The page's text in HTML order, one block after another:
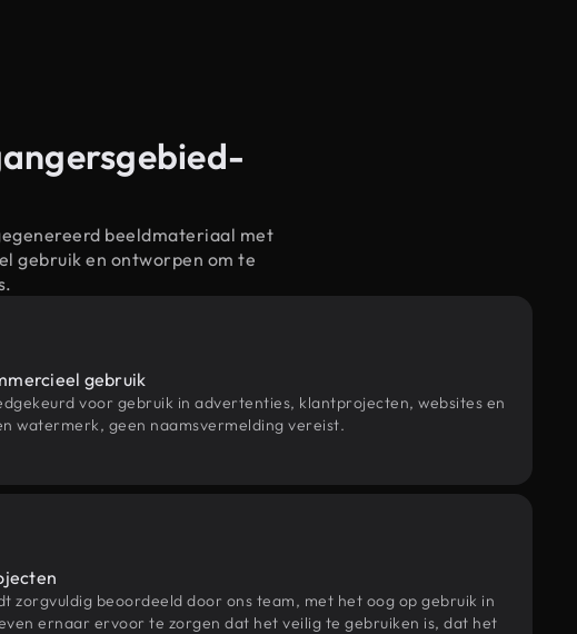
beeldmateriaal met
gebruik en ontworpen om te
gebruik
voor gebruik in advertenties, klantprojecten, websites en
watermerk, geen naamsvermelding vereist.
zorgvuldig beoordeeld door ons team, met het oog op gebruik in
ernaar ervoor te zorgen dat het veilig te gebruiken is, dat het